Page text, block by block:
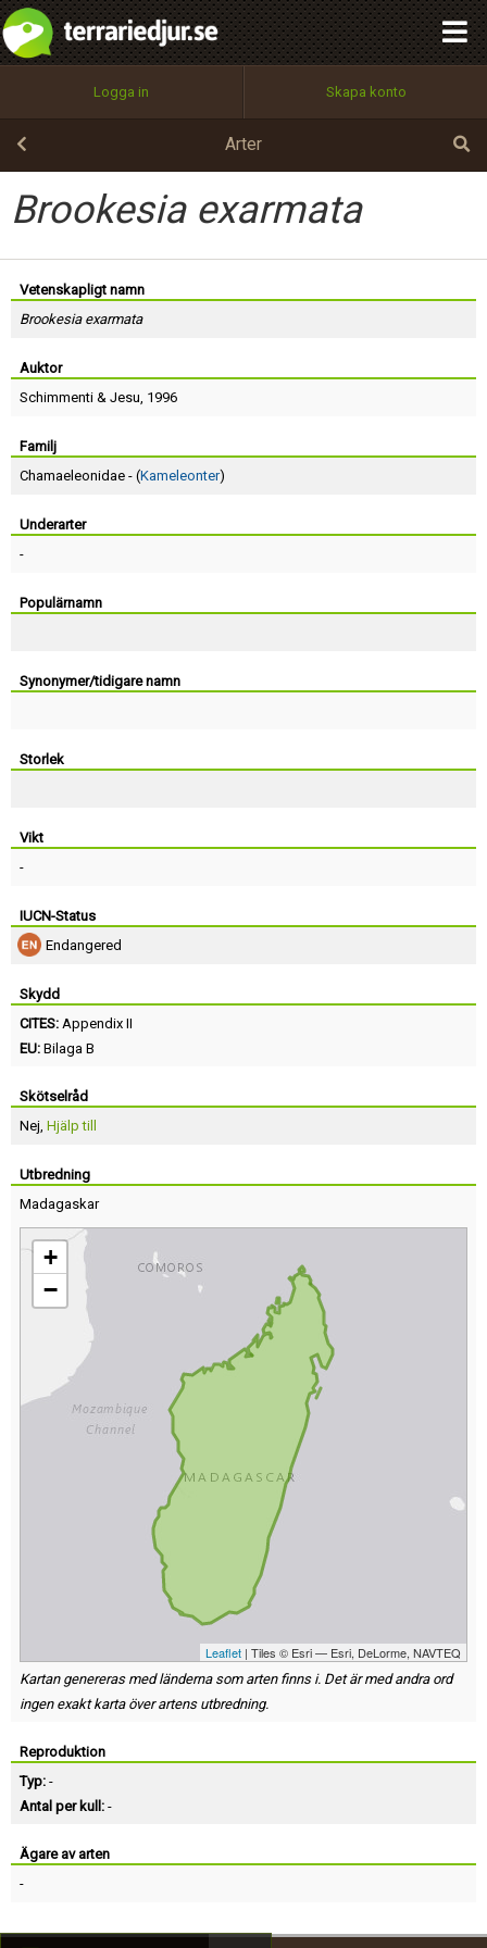
Logga in Skapa konto
Arter
Brookesia exarmata
Vetenskapligt namn
Brookesia exarmata
Auktor
Schimmenti & Jesu, 1996
Familj
Chamaeleonidae - (Kameleonter)
Underarter
-
Populärnamn
Synonymer/tidigare namn
Storlek
Vikt
-
IUCN-Status
Endangered
Skydd
CITES: Appendix II
EU: Bilaga B
Skötselråd
Nej, Hjälp till
Utbredning
Madagaskar
+
−
Leaflet | Tiles © Esri — Esri, DeLorme, NAVTEQ
Kartan genereras med länderna som arten finns i. Det är med andra ord
ingen exakt karta över artens utbredning.
Reproduktion
Typ: -
Antal per kull: -
Ägare av arten
-
Utför
100%
OK
integritetspolicy
Namn:
Epost:
Lösenord:
Terms of Service
Skapa konto
Begär nytt lösenord
Tillbaka till förstasidan